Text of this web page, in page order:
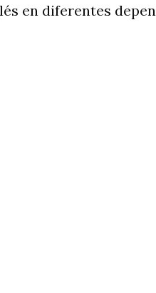
en diferentes